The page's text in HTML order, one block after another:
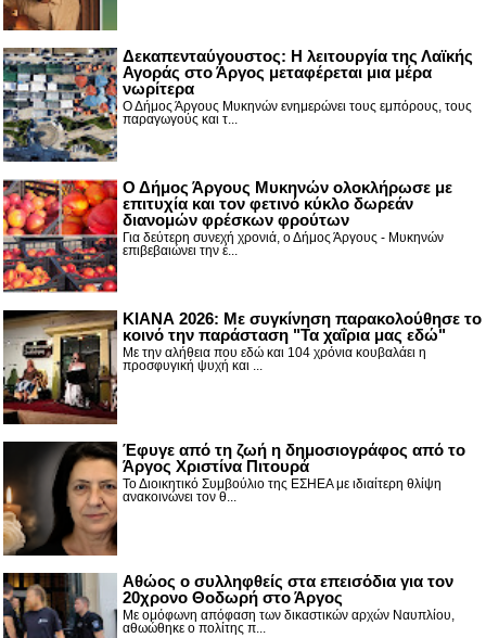
Δεκαπενταύγουστος: H λειτουργία της Λαϊκής
Αγοράς στο Άργος μεταφέρεται μια μέρα
νωρίτερα
Ο Δήμος Άργους Μυκηνών ενημερώνει τους εμπόρους, τους
παραγωγούς και τ...
Ο Δήμος Άργους Μυκηνών ολοκλήρωσε με
επιτυχία και τον φετινό κύκλο δωρεάν
διανομών φρέσκων φρούτων
Για δεύτερη συνεχή χρονιά, ο Δήμος Άργους - Μυκηνών
επιβεβαιώνει την έ...
ΚΙΑΝΑ 2026: Με συγκίνηση παρακολούθησε το
κοινό την παράσταση "Τα χαΐρια μας εδώ"
Με την αλήθεια που εδώ και 104 χρόνια κουβαλάει η
προσφυγική ψυχή και ...
Έφυγε από τη ζωή η δημοσιογράφος από το
Άργος Χριστίνα Πιτουρά
Το Διοικητικό Συμβούλιο της ΕΣΗΕΑ με ιδιαίτερη θλίψη
ανακοινώνει τον θ...
Αθώος ο συλληφθείς στα επεισόδια για τον
20χρονο Θοδωρή στο Άργος
Με ομόφωνη απόφαση των δικαστικών αρχών Ναυπλίου,
αθωώθηκε ο πολίτης π...